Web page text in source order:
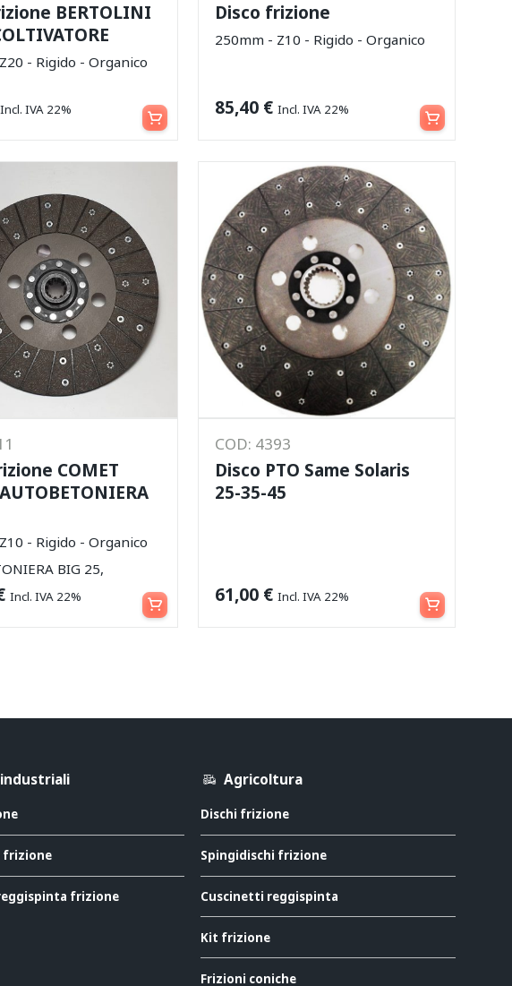
BERTOLINI
- Rigido - Organico
Incl. IVA 22% Aggiungi al carrello
Disco frizione
250mm - Z10 - Rigido - Organico
85,40 € Incl. IVA 22% Aggiungi al carrello
COMET
- Rigido - Organico
BIG 25,
Incl. IVA 22% Aggiungi al carrello
COD: 4393
Disco PTO Same Solaris
25-35-45
61,00 € Incl. IVA 22% Aggiungi al carrello
frizione
frizione
Agricoltura
Dischi frizione
Spingidischi frizione
Cuscinetti reggispinta
Kit frizione
Frizioni coniche